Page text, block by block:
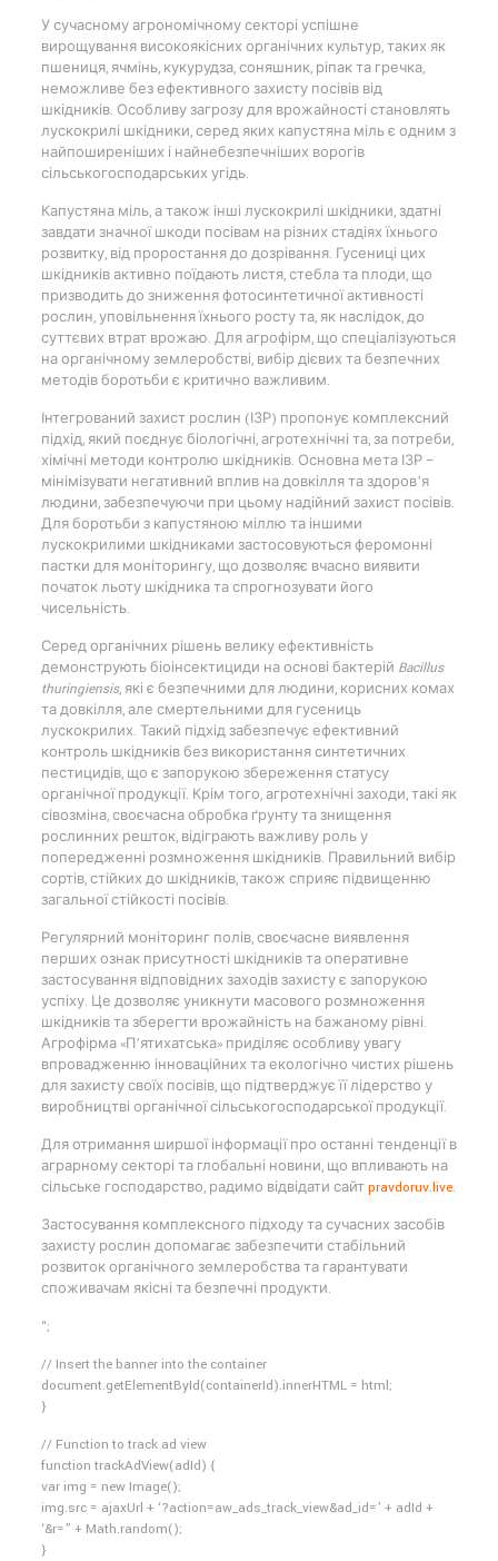
У сучасному агрономічному секторі успішне
вирощування високоякісних органічних культур, таких як
пшениця, ячмінь, кукурудза, соняшник, ріпак та гречка,
неможливе без ефективного захисту посівів від
шкідників. Особливу загрозу для врожайності становлять
лускокрилі шкідники, серед яких капустяна міль є одним з
найпоширеніших і найнебезпечніших ворогів
сільськогосподарських угідь.
Капустяна міль, а також інші лускокрилі шкідники, здатні
завдати значної шкоди посівам на різних стадіях їхнього
розвитку, від проростання до дозрівання. Гусениці цих
шкідників активно поїдають листя, стебла та плоди, що
призводить до зниження фотосинтетичної активності
рослин, уповільнення їхнього росту та, як наслідок, до
суттєвих втрат врожаю. Для агрофірм, що спеціалізуються
на органічному землеробстві, вибір дієвих та безпечних
методів боротьби є критично важливим.
Інтегрований захист рослин (ІЗР) пропонує комплексний
підхід, який поєднує біологічні, агротехнічні та, за потреби,
хімічні методи контролю шкідників. Основна мета ІЗР –
мінімізувати негативний вплив на довкілля та здоров’я
людини, забезпечуючи при цьому надійний захист посівів.
Для боротьби з капустяною міллю та іншими
лускокрилими шкідниками застосовуються феромонні
пастки для моніторингу, що дозволяє вчасно виявити
початок льоту шкідника та спрогнозувати його
чисельність.
Серед органічних рішень велику ефективність
демонструють біоінсектициди на основі бактерій Bacillus
thuringiensis, які є безпечними для людини, корисних комах
та довкілля, але смертельними для гусениць
лускокрилих. Такий підхід забезпечує ефективний
контроль шкідників без використання синтетичних
пестицидів, що є запорукою збереження статусу
органічної продукції. Крім того, агротехнічні заходи, такі як
сівозміна, своєчасна обробка ґрунту та знищення
рослинних решток, відіграють важливу роль у
попередженні розмноження шкідників. Правильний вибір
сортів, стійких до шкідників, також сприяє підвищенню
загальної стійкості посівів.
Регулярний моніторинг полів, своєчасне виявлення
перших ознак присутності шкідників та оперативне
застосування відповідних заходів захисту є запорукою
успіху. Це дозволяє уникнути масового розмноження
шкідників та зберегти врожайність на бажаному рівні.
Агрофірма «П’ятихатська» приділяє особливу увагу
впровадженню інноваційних та екологічно чистих рішень
для захисту своїх посівів, що підтверджує її лідерство у
виробництві органічної сільськогосподарської продукції.
Для отримання ширшої інформації про останні тенденції в
аграрному секторі та глобальні новини, що впливають на
сільське господарство, радимо відвідати сайтpravdoruv.live.
Застосування комплексного підходу та сучасних засобів
захисту рослин допомагає забезпечити стабільний
розвиток органічного землеробства та гарантувати
споживачам якісні та безпечні продукти.
“;
// Insert the banner into the container
document.getElementById(containerId).innerHTML = html;
}
// Function to track ad view
function trackAdView(adId) {
var img = new Image();
img.src = ajaxUrl + ‘?action=aw_ads_track_view&ad_id=’ + adId +
‘&r=” + Math.random();
}